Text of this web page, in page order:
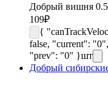
Добрый вишня
109₽
{
false, "current":
"prev": "0" }шт
Добрый